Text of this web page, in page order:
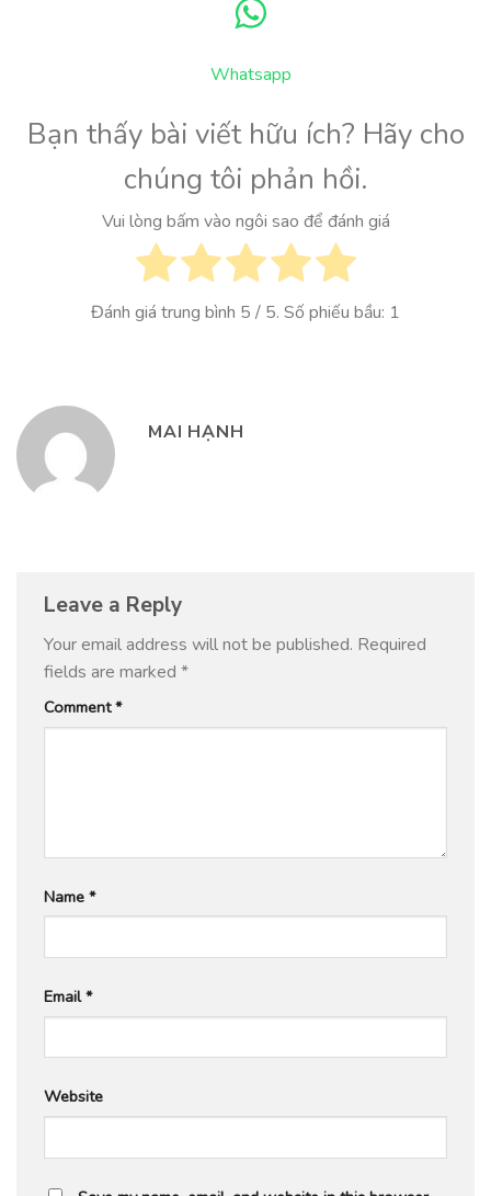
Whatsapp
Bạn thấy bài viết hữu ích? Hãy cho
chúng tôi phản hồi.
Vui lòng bấm vào ngôi sao để đánh giá
Đánh giá trung bình 5 / 5. Số phiếu bầu: 1
MAI HẠNH
Leave a Reply
Your email address will not be published. Required
fields are marked *
Comment*
Name *
Email*
Website